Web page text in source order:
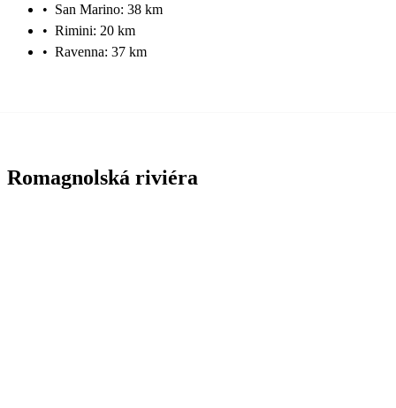
• San Marino: 38 km
• Rimini: 20 km
• Ravenna: 37 km
Romagnolská riviéra